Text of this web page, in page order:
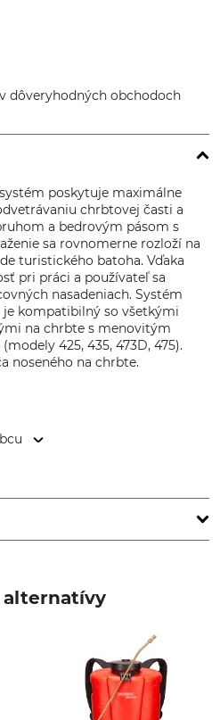
dôveryhodných obchodoch
poskytuje maximálne
chrbtovej časti a
a bedrovým pásom s
sa rovnomerne rozloží na
turistického batoha. Vďaka
pri práci a používateľ sa
nasadeniach. Systém
je kompatibilný so všetkými
na chrbte s menovitým
425, 435, 473D, 475).
noseného na chrbte.
alternatívy